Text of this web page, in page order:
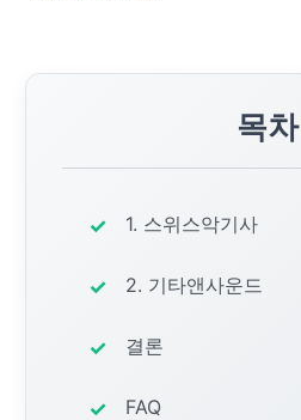
목차
1. 스위스악기사
2. 기타앤사운드
결론
FAQ